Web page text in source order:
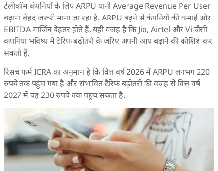
टेलीकॉम कंपनियों के लिए ARPU यानी Average Revenue Per User
बढ़ाना बेहद जरूरी माना जा रहा है. ARPU बढ़ने से कंपनियों की कमाई और
EBITDA मार्जिन बेहतर होते हैं. यही वजह है कि Jio, Airtel और Vi जैसी
कंपनियां भविष्य में टैरिफ बढ़ोतरी के जरिए अपनी आय बढ़ाने की कोशिश कर
सकती हैं.
रिसर्च फर्म ICRA का अनुमान है कि वित्त वर्ष 2026 में ARPU लगभग 220
रुपये तक पहुंच गया है और संभावित टैरिफ बढ़ोतरी की वजह से वित्त वर्ष
2027 में यह 230 रुपये तक पहुंच सकता है.